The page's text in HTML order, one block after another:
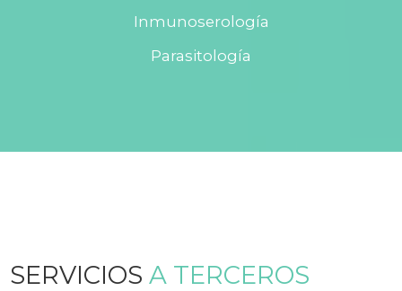
Inmunoserología
Parasitología
SERVICIOSA TERCEROS